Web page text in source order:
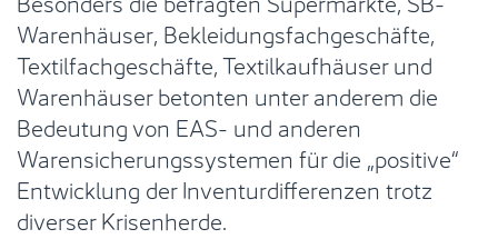
Warenhäuser, Bekleidungsfachgeschäfte,
Textilfachgeschäfte, Textilkaufhäuser und
Warenhäuser betonten unter anderem die
Bedeutung von EAS- und anderen
Warensicherungssystemen für die „positive“
Entwicklung der Inventurdifferenzen trotz
diverser Krisenherde.